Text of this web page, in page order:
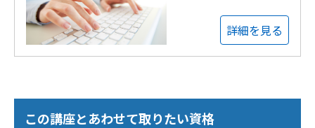
詳細を見る
この講座とあわせて取りたい資格